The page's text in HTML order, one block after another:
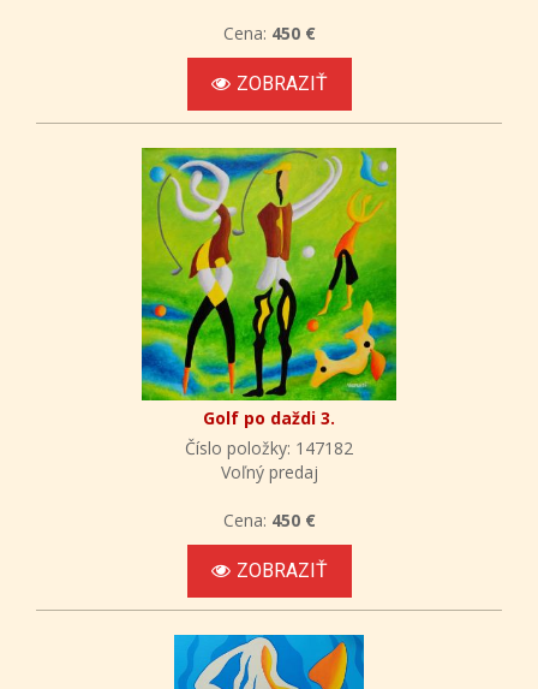
Cena: 450 €
ZOBRAZIŤ
Golf po daždi 3.
Číslo položky: 147182
Voľný predaj
Cena: 450 €
ZOBRAZIŤ